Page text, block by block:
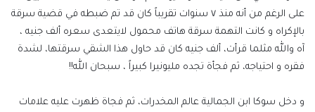
على الرغم من أنه منذ ٧ سنوات تقريباً كان قد تم ضبطه في قضية سرقة
بالإكراه و كانت التهمة سرقة هاتف محمول لايتعدى سعره ألف جنيه ،
آه والله مثلما قرأت، ألف جنيه كان قد حاول هذا الشقي سرقتها، لشدة
فقره و احتياجه، ثم فجأة تجده مليونيرا كبيراً ، سبحان الله!!
و دخل سوكا ابن الجمالية عالم المخدرات، ثم فجاة ظهرت عليه علامات